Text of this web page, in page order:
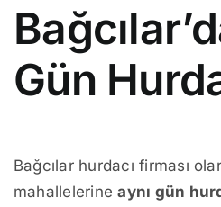
Gün
Bağcılar hurdacı firması
mahallelerineaynı gün